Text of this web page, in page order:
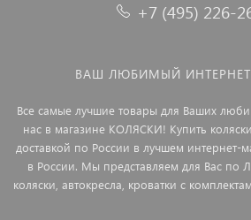
+7 (495) 226-
ВАШ ЛЮБИМЫЙ
Все самые лучшие товары для Ваших
нас в магазине КОЛЯСКИ! Купить
доставкой по России в лучшем интернет-
в России. Мы представляем для Вас по
коляски, автокресла, кроватки с